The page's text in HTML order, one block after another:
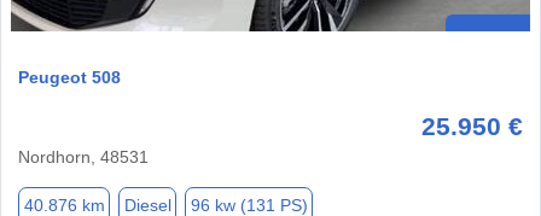
Peugeot 508
25.950 €
Nordhorn, 48531
40.876 km Diesel 96 kw (131 PS)